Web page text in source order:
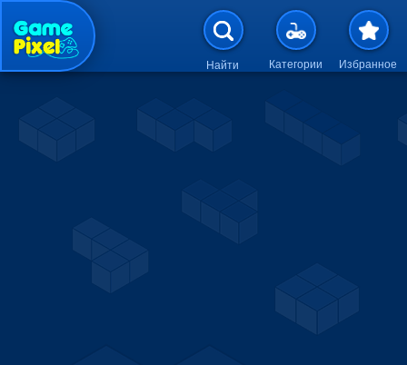
Перейти к основному
Найти Категории Избранное